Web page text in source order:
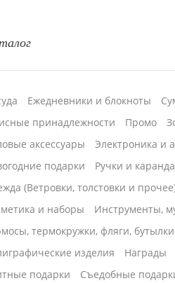
Ежедневники и блокноты
принадлежности
Промо
аксессуары
Электроника и
подарки
Ручки и
(Ветровки, толстовки и
и наборы
Инструменты,
термокружки, фляги, бутылки
изделия
Награды
подарки
Cъедобные